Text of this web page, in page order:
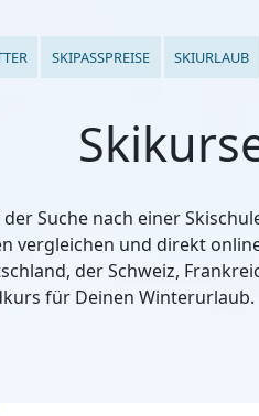
SKIPASSPREISE SKIURLAUB
Suche nach einer
vergleichen und direkt
der Schweiz,
für Deinen Winterurlaub.